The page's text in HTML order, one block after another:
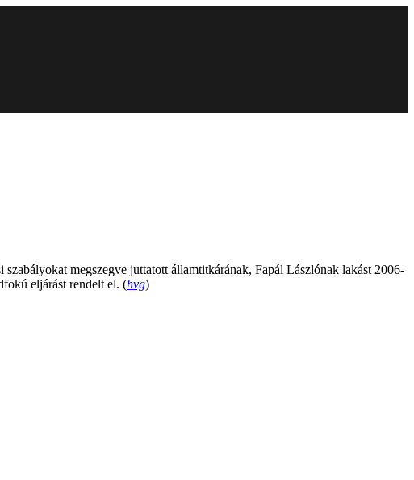
megszegve juttatott államtitkárának, Fapál Lászlónak lakást 2006-
eljárást rendelt el. (hvg)